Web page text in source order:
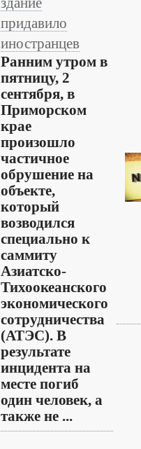
придавило
иностранцев
Ранним утром в
пятницу, 2
сентября, в
Приморском
крае
произошло
частичное
обрушение на
объекте,
который
возводился
специально к
саммиту
Азиатско-
Тихоокеанского
экономического
сотрудничества
(АТЭС). В
результате
инцидента на
месте погиб
один человек, а
также не ...